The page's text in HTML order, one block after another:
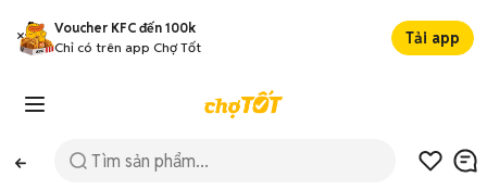
Voucher KFC đến 100k
Chỉ có trên app Chợ Tốt
Tải app